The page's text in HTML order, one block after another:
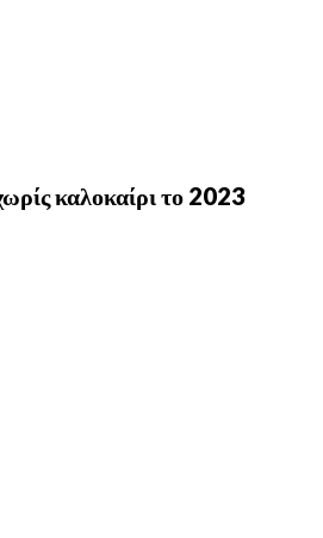
καλοκαίρι το 2023